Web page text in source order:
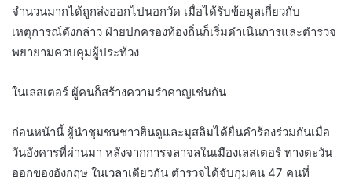
จำนวนมากได้ถูกส่งออกไปนอกวัด เมื่อได้รับข้อมูลเกี่ยวกับ
เหตุการณ์ดังกล่าว ฝ่ายปกครองท้องถิ่นก็เริ่มดำเนินการและตำรวจ
พยายามควบคุมผู้ประท้วง
ในเลสเตอร์ ผู้คนก็สร้างความรำคาญเช่นกัน
ก่อนหน้านี้ ผู้นำชุมชนชาวฮินดูและมุสลิมได้ยื่นคำร้องร่วมกันเมื่อ
วันอังคารที่ผ่านมา หลังจากการจลาจลในเมืองเลสเตอร์ ทางตะวัน
ออกของอังกฤษ ในเวลาเดียวกัน ตำรวจได้จับกุมคน 47 คนที่